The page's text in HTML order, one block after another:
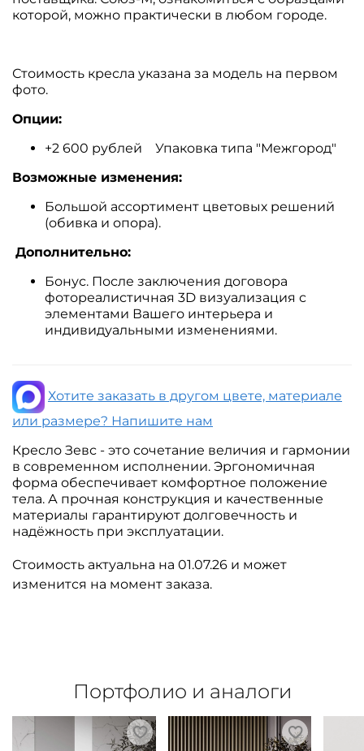
которой, можно практически в любом городе.
Стоимость кресла указана за модель на первом
фото.
Опции:
+2 600 рублей Упаковка типа "Межгород"
Возможные изменения:
Большой ассортимент цветовых решений
(обивка и опора).
Дополнительно:
Бонус. После заключения договора
фотореалистичная 3D визуализация с
элементами Вашего интерьера и
индивидуальными изменениями.
Хотите заказать в другом цвете, материале
или размере? Напишите нам
Кресло Зевс - это сочетание величия и гармонии
в современном исполнении. Эргономичная
форма обеспечивает комфортное положение
тела. А прочная конструкция и качественные
материалы гарантируют долговечность и
надёжность при эксплуатации.
Стоимость актуальна на 01.07.26 и может
изменится на момент заказа.
Портфолио и аналоги